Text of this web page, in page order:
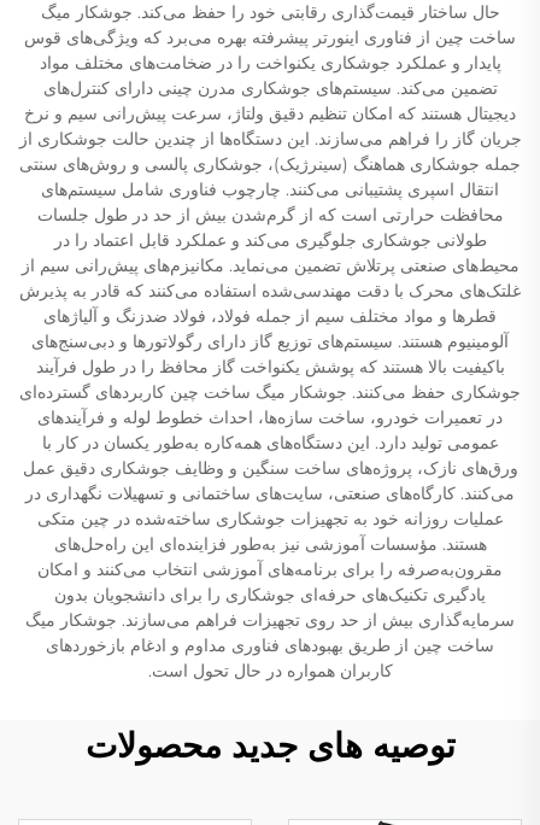
حال ساختار قیمت‌گذاری رقابتی خود را حفظ می‌کند. جوشکار میگ
ساخت چین از فناوری اینورتر پیشرفته بهره می‌برد که ویژگی‌های قوس
پایدار و عملکرد جوشکاری یکنواخت را در ضخامت‌های مختلف مواد
تضمین می‌کند. سیستم‌های جوشکاری مدرن چینی دارای کنترل‌های
دیجیتال هستند که امکان تنظیم دقیق ولتاژ، سرعت پیش‌رانی سیم و نرخ
جریان گاز را فراهم می‌سازند. این دستگاه‌ها از چندین حالت جوشکاری از
جمله جوشکاری هماهنگ (سینرژیک)، جوشکاری پالسی و روش‌های سنتی
انتقال اسپری پشتیبانی می‌کنند. چارچوب فناوری شامل سیستم‌های
محافظت حرارتی است که از گرم‌شدن بیش از حد در طول جلسات
طولانی جوشکاری جلوگیری می‌کند و عملکرد قابل اعتماد را در
محیط‌های صنعتی پرتلاش تضمین می‌نماید. مکانیزم‌های پیش‌رانی سیم از
غلتک‌های محرک با دقت مهندسی‌شده استفاده می‌کنند که قادر به پذیرش
قطرها و مواد مختلف سیم از جمله فولاد، فولاد ضدزنگ و آلیاژهای
آلومینیوم هستند. سیستم‌های توزیع گاز دارای رگولاتورها و دبی‌سنج‌های
باکیفیت بالا هستند که پوشش یکنواخت گاز محافظ را در طول فرآیند
جوشکاری حفظ می‌کنند. جوشکار میگ ساخت چین کاربردهای گسترده‌ای
در تعمیرات خودرو، ساخت سازه‌ها، احداث خطوط لوله و فرآیندهای
عمومی تولید دارد. این دستگاه‌های همه‌کاره به‌طور یکسان در کار با
ورق‌های نازک، پروژه‌های ساخت سنگین و وظایف جوشکاری دقیق عمل
می‌کنند. کارگاه‌های صنعتی، سایت‌های ساختمانی و تسهیلات نگهداری در
عملیات روزانه خود به تجهیزات جوشکاری ساخته‌شده در چین متکی
هستند. مؤسسات آموزشی نیز به‌طور فزاینده‌ای این راه‌حل‌های
مقرون‌به‌صرفه را برای برنامه‌های آموزشی انتخاب می‌کنند و امکان
یادگیری تکنیک‌های حرفه‌ای جوشکاری را برای دانشجویان بدون
سرمایه‌گذاری بیش از حد روی تجهیزات فراهم می‌سازند. جوشکار میگ
ساخت چین از طریق بهبودهای فناوری مداوم و ادغام بازخوردهای
کاربران همواره در حال تحول است.
توصیه های جدید محصولات